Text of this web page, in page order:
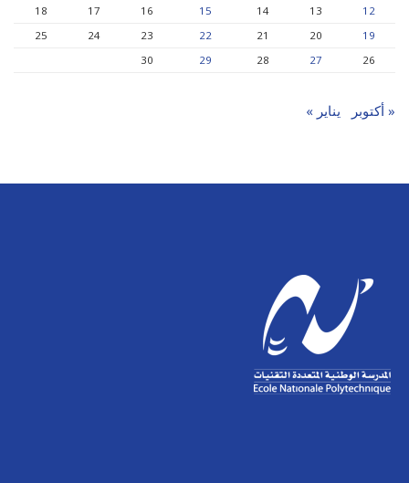
12
13
14
15
16
17
18
19
20
21
22
23
24
25
26
27
28
29
30
« أكتوبر يناير »